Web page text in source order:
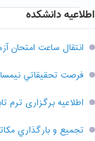
اطلاعیه دانشکده
انتقال ساعت امتحان
فرصت تحقيقاتي نیمسال دوم
اطلاعیه برگزاری ترم تابستان سال ۱۴۰۵
تجميع و بارگذاري